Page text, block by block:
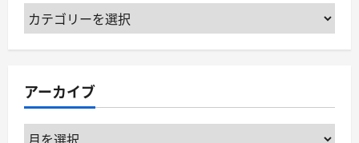
カ
テ
ゴ
ー
アーカイブ
ア